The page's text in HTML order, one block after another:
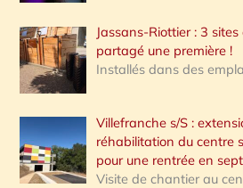
Jassans-Riottier : 3
partagé une première !
Installés dans des
Villefranche s/S :
réhabilitation du centre
pour une rentrée en
Visite de chantier au